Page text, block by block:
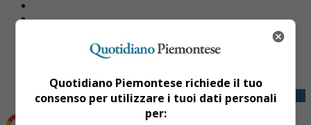
Quotidiano Piemontese richiede il tuo
consenso per utilizzare i tuoi dati personali
per: